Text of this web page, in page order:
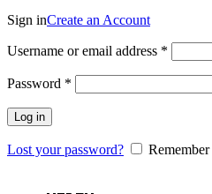
Sign inCreate an Account
Username or email address *
Password *
Log in
Lost your password?
Remember